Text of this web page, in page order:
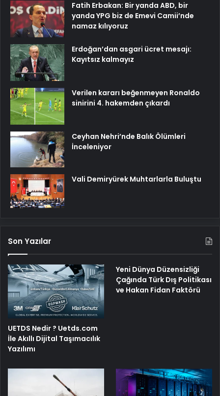
Fatih Erbakan: Bir yanda ABD, bir
yanda YPG biz de Emevi Camii’nde
namaz kılıyoruz
Erdoğan’dan asgari ücret mesajı:
Kayıtsız kalmayız
Verilen kararı beğenmeyen Ronaldo
sinirini 4. hakemden çıkardı
Ceyhan Nehri’nde Balık Ölümleri
İnceleniyor
Vali Demiryürek Muhtarlarla Buluştu
Son Yazılar
UETDS Nedir ? Uetds.com
İle Akıllı Dijital Taşımacılık
Yazılımı
Yeni Dünya Düzensizliği
Çağında Türk Dış Politikası
ve Hakan Fidan Faktörü